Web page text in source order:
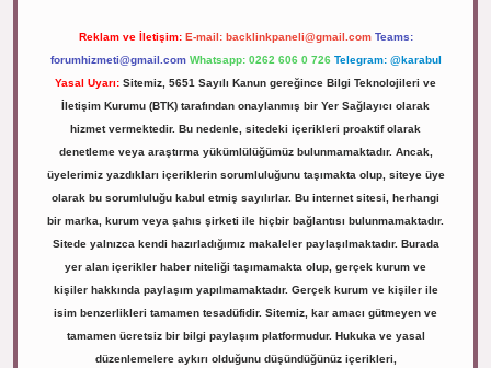
Reklam ve İletişim: E-mail: backlinkpaneli@gmail.com Teams:
forumhizmeti@gmail.com Whatsapp: 0262 606 0 726 Telegram: @karabul
Yasal Uyarı: Sitemiz, 5651 Sayılı Kanun gereğince Bilgi Teknolojileri ve
İletişim Kurumu (BTK) tarafından onaylanmış bir Yer Sağlayıcı olarak
hizmet vermektedir. Bu nedenle, sitedeki içerikleri proaktif olarak
denetleme veya araştırma yükümlülüğümüz bulunmamaktadır. Ancak,
üyelerimiz yazdıkları içeriklerin sorumluluğunu taşımakta olup, siteye üye
olarak bu sorumluluğu kabul etmiş sayılırlar. Bu internet sitesi, herhangi
bir marka, kurum veya şahıs şirketi ile hiçbir bağlantısı bulunmamaktadır.
Sitede yalnızca kendi hazırladığımız makaleler paylaşılmaktadır. Burada
yer alan içerikler haber niteliği taşımamakta olup, gerçek kurum ve
kişiler hakkında paylaşım yapılmamaktadır. Gerçek kurum ve kişiler ile
isim benzerlikleri tamamen tesadüfidir. Sitemiz, kar amacı gütmeyen ve
tamamen ücretsiz bir bilgi paylaşım platformudur. Hukuka ve yasal
düzenlemelere aykırı olduğunu düşündüğünüz içerikleri,